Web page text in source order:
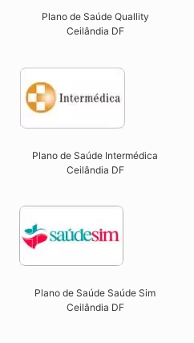
Plano de Saúde Quallity
Ceilândia DF​
Plano de Saúde Intermédica
Ceilândia DF​
Plano de Saúde Saúde Sim
Ceilândia DF​